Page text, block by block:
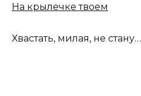
На крылечке твоем
Хвастать, милая, не стану…